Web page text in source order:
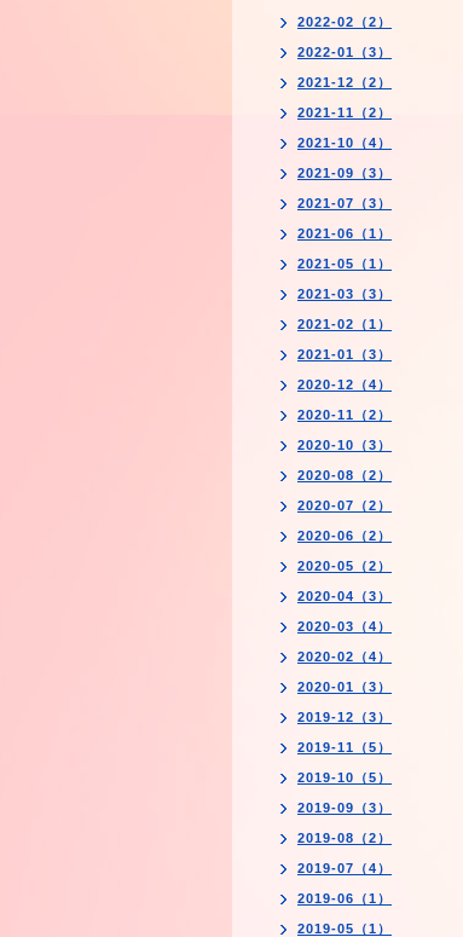
2022-02（2）
2022-01（3）
2021-12（2）
2021-11（2）
2021-10（4）
2021-09（3）
2021-07（3）
2021-06（1）
2021-05（1）
2021-03（3）
2021-02（1）
2021-01（3）
2020-12（4）
2020-11（2）
2020-10（3）
2020-08（2）
2020-07（2）
2020-06（2）
2020-05（2）
2020-04（3）
2020-03（4）
2020-02（4）
2020-01（3）
2019-12（3）
2019-11（5）
2019-10（5）
2019-09（3）
2019-08（2）
2019-07（4）
2019-06（1）
2019-05（1）